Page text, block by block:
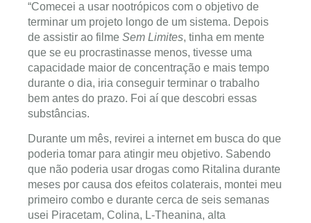
“Comecei a usar nootrópicos com o objetivo de
terminar um projeto longo de um sistema. Depois
de assistir ao filme Sem Limites, tinha em mente
que se eu procrastinasse menos, tivesse uma
capacidade maior de concentração e mais tempo
durante o dia, iria conseguir terminar o trabalho
bem antes do prazo. Foi aí que descobri essas
substâncias.
Durante um mês, revirei a internet em busca do que
poderia tomar para atingir meu objetivo. Sabendo
que não poderia usar drogas como Ritalina durante
meses por causa dos efeitos colaterais, montei meu
primeiro combo e durante cerca de seis semanas
usei Piracetam, Colina, L-Theanina, alta